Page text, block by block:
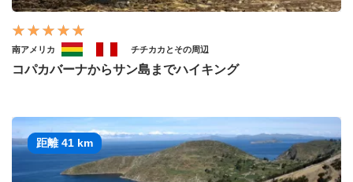
南アメリカ チチカカとその周辺
コパカバーナからサン島までハイキング
距離 41 km